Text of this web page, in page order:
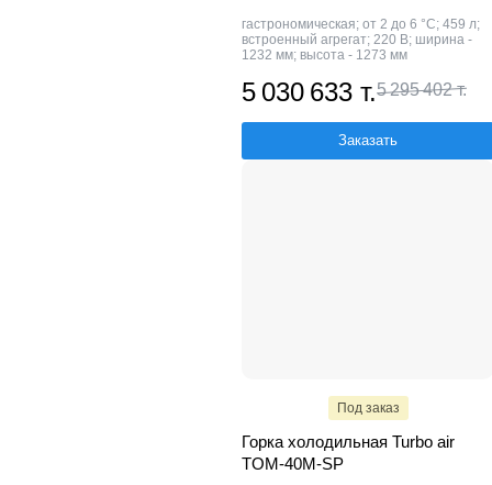
гастрономическая; от 2 до 6 °C; 459 л;
встроенный агрегат; 220 В; ширина -
1232 мм; высота - 1273 мм
5 030 633 т.5 295 402 т.
Заказать
Под заказ
Горка холодильная Turbo air
TOM-40M-SP